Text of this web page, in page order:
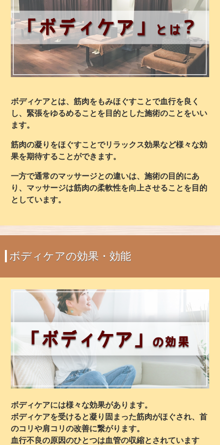
ボディケアとは、筋肉をもみほぐすことで血行を良く
し、緊張をゆるめることを目的とした施術のことをいい
ます。
筋肉の凝りをほぐすことでリラックス効果など様々な効
果を期待することができます。
一方で通常のマッサージとの違いは、施術の目的にあ
り、マッサージは筋肉の柔軟性を向上させることを目的
としています。
ボディケアの効果・効能
ボディケアには様々な効果があります。
ボディケアを受けると凝り固まった筋肉がほぐされ、首
のコリや肩コリの改善に繋がります。
血行不良の原因のひとつは血管の収縮とされています